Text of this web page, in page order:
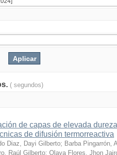
( segundos)
de capas de elevada
de difusión termorreactiva
Diaz, Dayi Gilberto; Barba Pingarrón,
Raúl Gilberto; Olaya Flores, Jhon